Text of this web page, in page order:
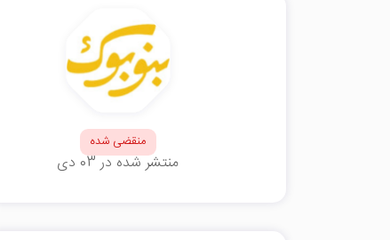
منقضی شده
منتشر شده در 03 دی